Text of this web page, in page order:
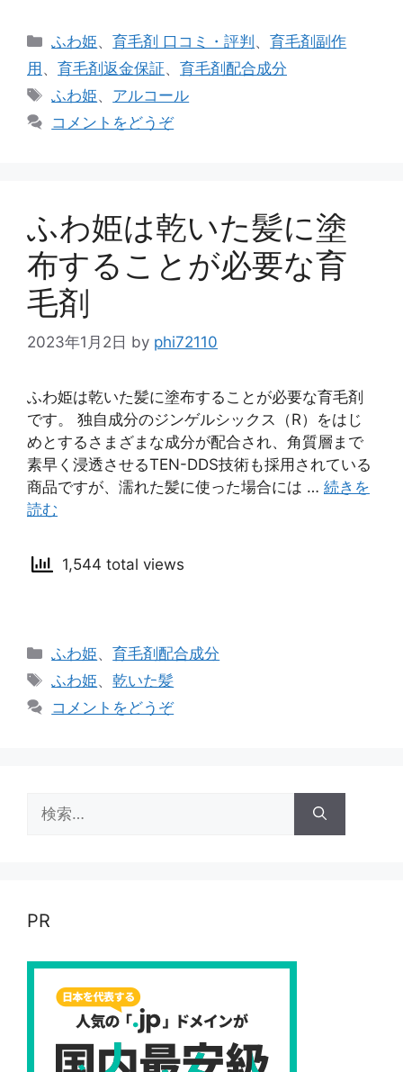
カ
テ
ゴ
リ
ー
ふわ姫、育毛剤 口コミ・評判、育毛剤副作
用 、 育毛剤返金保証、 育毛剤配合成分
タ
ふわ姫、 アルコール
コメントをどうぞ
ふわ姫は乾いた髪に塗
布することが必要な育
毛剤
2023年1月2日 by phi72110
ふわ姫は乾いた髪に塗布することが必要な育毛剤
です。 独自成分のジンゲルシックス（R）をはじ
めとするさまざまな成分が配合され、角質層まで
素早く浸透させるTEN-DDS技術も採用されている
商品ですが、濡れた髪に使った場合には … 続きを
読む
1,544 total views
カ
テ
リ
ふわ姫、育毛剤配合成分
タ
グ
ふわ姫、乾いた髪
コメントをどうぞ
索:
PR